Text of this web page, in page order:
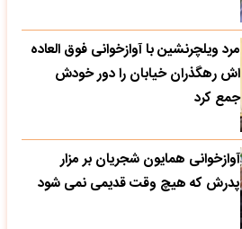
مرد ویلچرنشین با آوازخوانی فوق العاده
اش رهگذران خیابان را دور خودش
جمع کرد
آوازخوانی همایون شجریان بر مزار
پدرش که هیچ وقت قدیمی نمی شود